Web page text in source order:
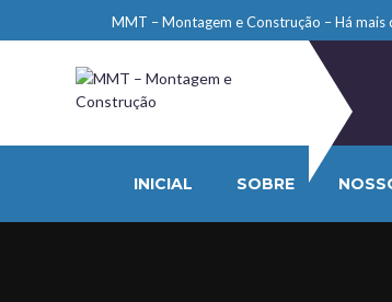
MMT – Montagem e Construção – Há mais
INICIAL SOBRE